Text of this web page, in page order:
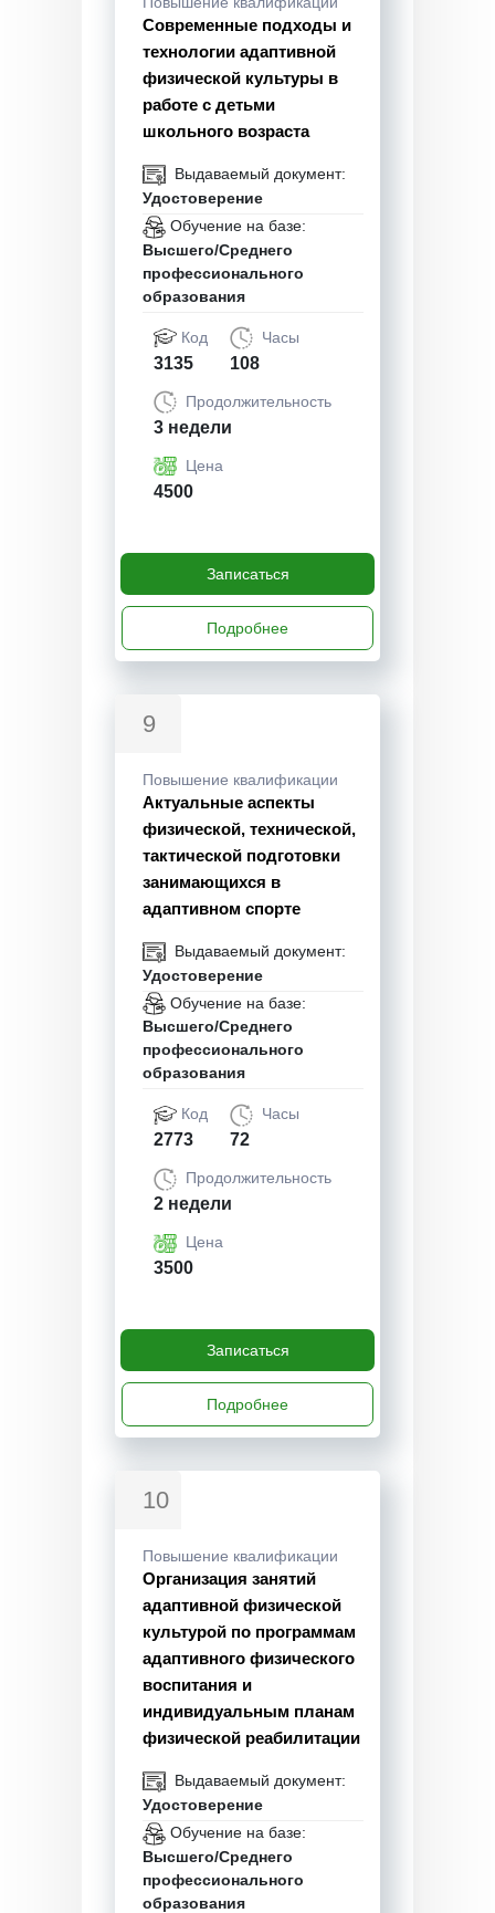
Современные подходы и
технологии адаптивной
физической культуры в
работе с детьми
школьного возраста
Выдаваемый документ:
Удостоверение
Обучение на базе:
Высшего/Среднего
профессионального
образования
Код
3135
Часы
108
Продолжительность
3 недели
Цена
4500
Записаться
Подробнее
9
Повышение квалификации
Актуальные аспекты
физической, технической,
тактической подготовки
занимающихся в
адаптивном спорте
Выдаваемый документ:
Удостоверение
Обучение на базе:
Высшего/Среднего
профессионального
образования
Код
2773
Часы
72
Продолжительность
2 недели
Цена
3500
Записаться
Подробнее
10
Повышение квалификации
Организация занятий
адаптивной физической
культурой по программам
адаптивного физического
воспитания и
индивидуальным планам
физической реабилитации
Выдаваемый документ:
Удостоверение
Обучение на базе:
Высшего/Среднего
профессионального
образования